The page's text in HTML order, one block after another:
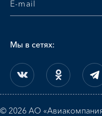
Мы в сетях:
© 2026 АО